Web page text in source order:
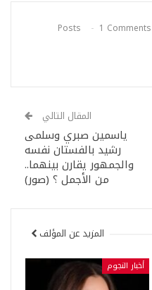
1 Comments
المقال التالي
ياسمين صبري وسلمى
رشيد بالفستان نفسه
والجمهور يقارن بينهما..
من الأجمل ؟ (صور)
المزيد عن المؤلف
أخبار النجوم